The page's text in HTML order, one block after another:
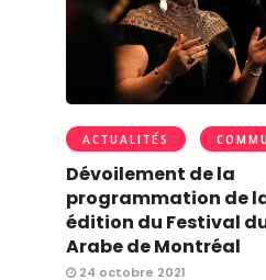
ACTUALITÉS
Dévoilement de la
programmation de
édition du Festival
Arabe de Montréal
24 octobre 2021